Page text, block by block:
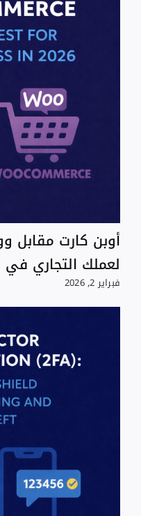
أوبن كارت مقابل
لعملك التجاري في عام
فبراير 2, 2026